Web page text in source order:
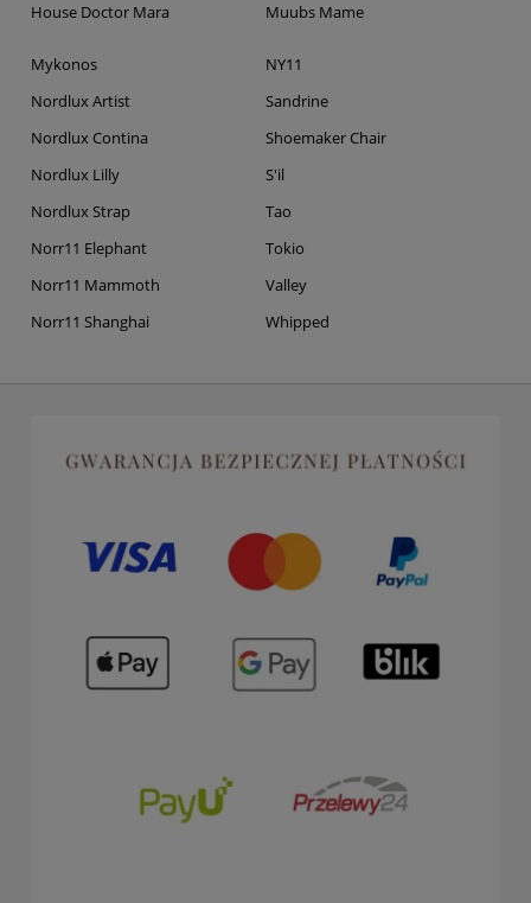
House Doctor Mara
Muubs Mame
Mykonos
Nordlux Artist
Nordlux Contina
Nordlux Lilly
Nordlux Strap
Norr11 Elephant
Norr11 Mammoth
Norr11 Shanghai
NY11
Sandrine
Shoemaker Chair
S'il
Tao
Tokio
Valley
Whipped